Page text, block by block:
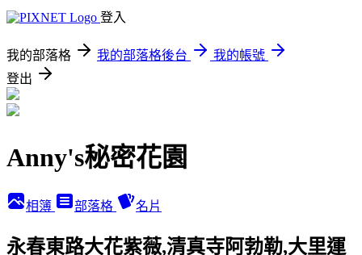
登入
我的部落格 我的部落格後台
我的帳號
登出
Anny's秘密花園
相簿 部落格 名片
永春東路大花紫薇,清真寺阿勃勒,大里運